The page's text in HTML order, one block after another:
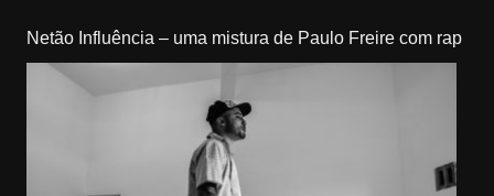
Netão Influência – uma mistura de Paulo Freire com rap